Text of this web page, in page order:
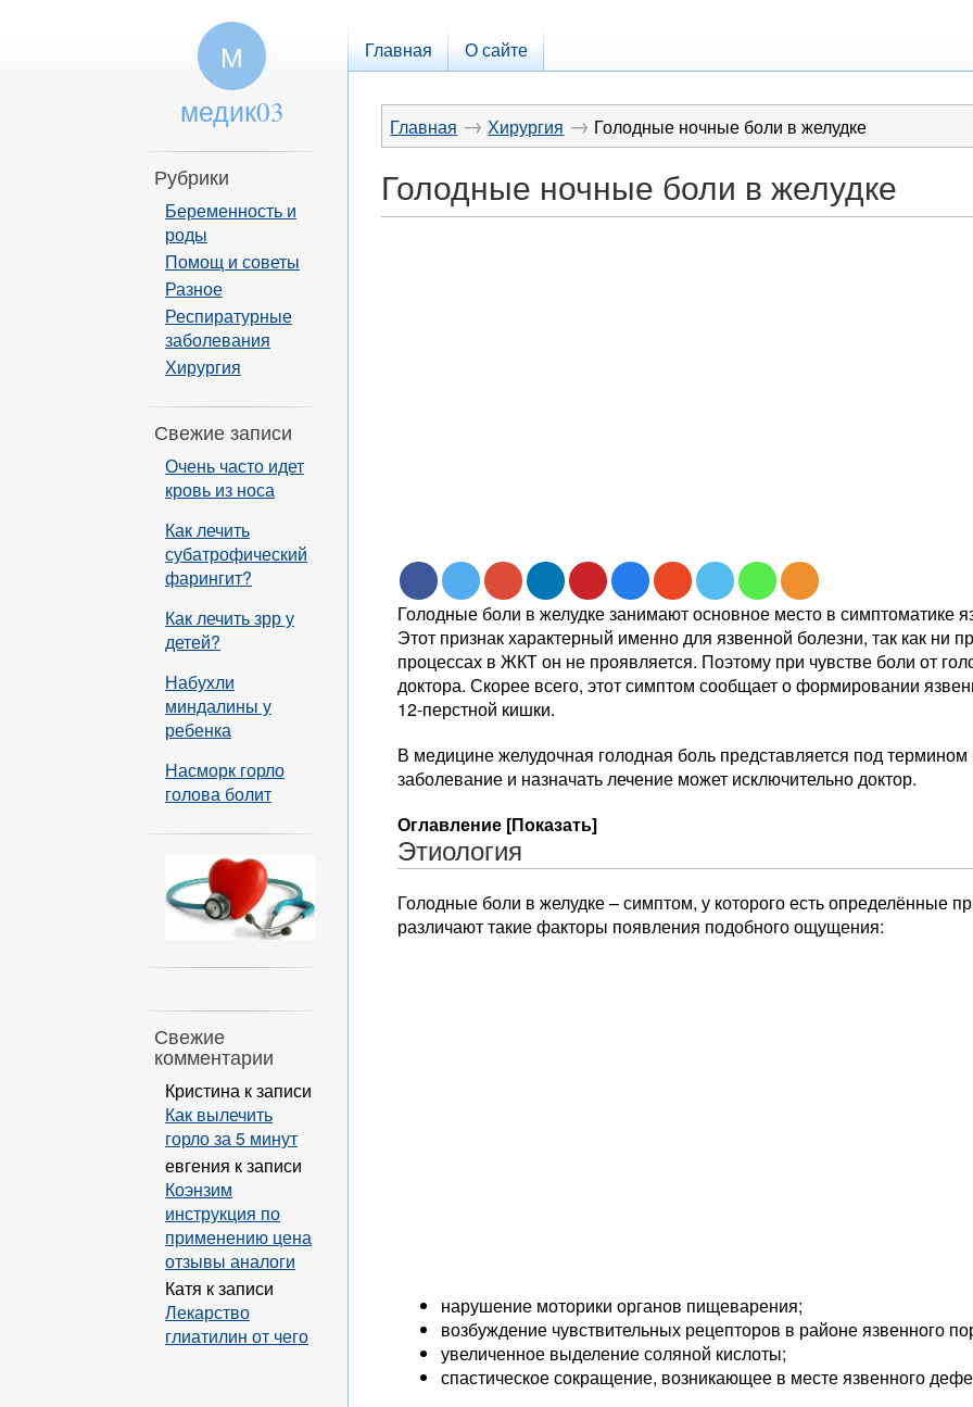
Главная О сайте
Главная → Хирургия → Голодные ночные боли в желудке
Голодные ночные боли в желудке
Голодные боли в желудке занимают основное место в симптоматике
Этот признак характерный именно для язвенной болезни, так как ни
процессах в ЖКТ он не проявляется. Поэтому при чувстве боли от
доктора. Скорее всего, этот симптом сообщает о формировании
12-перстной кишки.
В медицине желудочная голодная боль представляется под термином
заболевание и назначать лечение может исключительно доктор.
Оглавление [Показать]
Этиология
Голодные боли в желудке – симптом, у которого есть определённые
различают такие факторы появления подобного ощущения:
нарушение моторики органов пищеварения;
возбуждение чувствительных рецепторов в районе язвенного
увеличенное выделение соляной кислоты;
спастическое сокращение, возникающее в месте язвенного
М
медик03
Рубрики
Беременность и
роды
Помощ и советы
Разное
Респиратурные
заболевания
Хирургия
Свежие записи
Очень часто идет
кровь из носа
Как лечить
субатрофический
фарингит?
Как лечить зрр у
детей?
Набухли
миндалины у
ребенка
Насморк горло
голова болит
Свежие
комментарии
Кристина к записи
Как вылечить
горло за 5 минут
евгения к записи
Коэнзим
инструкция по
применению цена
отзывы аналоги
Катя к записи
Лекарство
глиатилин от чего